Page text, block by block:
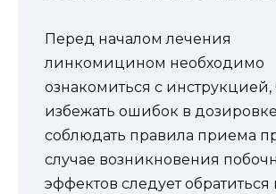
Перед началом лечения
линкомицином необходимо
ознакомиться с инструкцией,
избежать ошибок в
соблюдать правила приема
случае возникновения
эффектов следует обратиться